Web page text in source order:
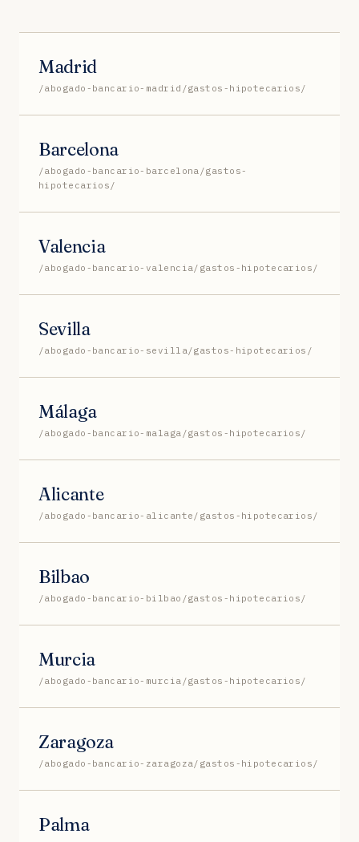
Madrid
/abogado-bancario-madrid/gastos-hipotecarios/
Barcelona
/abogado-bancario-barcelona/gastos-
hipotecarios/
Valencia
/abogado-bancario-valencia/gastos-hipotecarios/
Sevilla
/abogado-bancario-sevilla/gastos-hipotecarios/
Málaga
/abogado-bancario-malaga/gastos-hipotecarios/
Alicante
/abogado-bancario-alicante/gastos-hipotecarios/
Bilbao
/abogado-bancario-bilbao/gastos-hipotecarios/
Murcia
/abogado-bancario-murcia/gastos-hipotecarios/
Zaragoza
/abogado-bancario-zaragoza/gastos-hipotecarios/
Palma